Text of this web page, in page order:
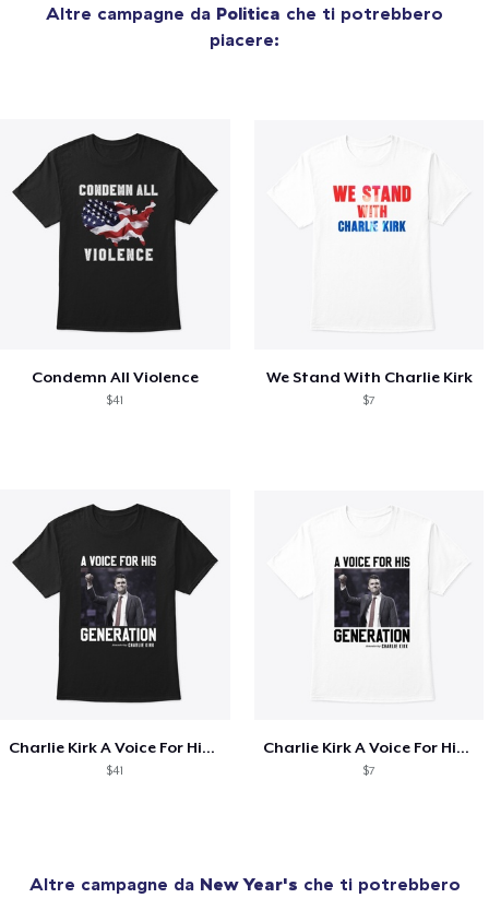
Altre campagne da Politica che ti potrebbero
piacere:
Condemn All Violence
$41
We Stand With Charlie Kirk
$7
Charlie Kirk A Voice For His Generation
$41
Charlie Kirk A Voice For His Generation
$7
Altre campagne da New Year's che ti potrebbero